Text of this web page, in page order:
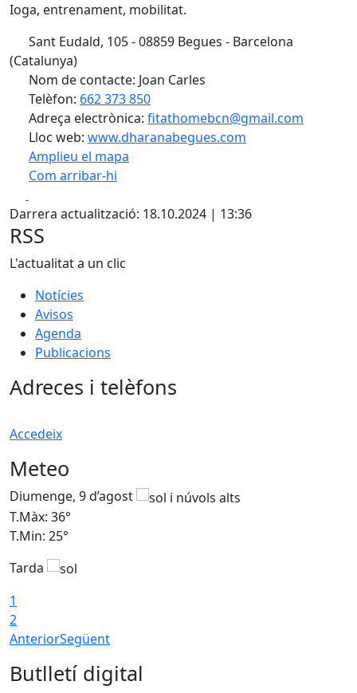
Ioga, entrenament, mobilitat.
Sant Eudald, 105 - 08859 Begues - Barcelona
(Catalunya)
Nom de contacte: Joan Carles
Telèfon: 662 373 850
Adreça electrònica: fitathomebcn@gmail.com
Lloc web: www.dharanabegues.com
Amplieu el mapa
Com arribar-hi
+
−
Darrera actualització: 18.10.2024 | 13:36
RSS
L'actualitat a un clic
Notícies
Avisos
Agenda
Publicacions
Adreces i telèfons
Accedeix
Meteo
Diumenge, 9 d’agost
T.Màx: 36°
T.Min: 25°
Tarda
1
2
AnteriorSegüent
Butlletí digital